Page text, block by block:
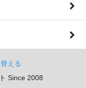
える
Since 2008